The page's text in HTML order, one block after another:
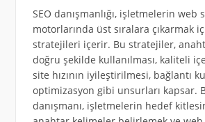
SEO danışmanlığı, işletmelerin
motorlarında üst sıralara çıkarmak
stratejileri içerir. Bu stratejiler,
doğru şekilde kullanılması, kaliteli
site hızının iyileştirilmesi, bağlantı
optimizasyon gibi unsurları kapsar.
danışmanı, işletmelerin hedef